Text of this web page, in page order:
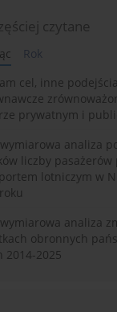
czytane
Rok
cel, inne
prywatnym i
analiza
liczby pasażerów
lotniczym w
analiza
obronnych
2014-2025